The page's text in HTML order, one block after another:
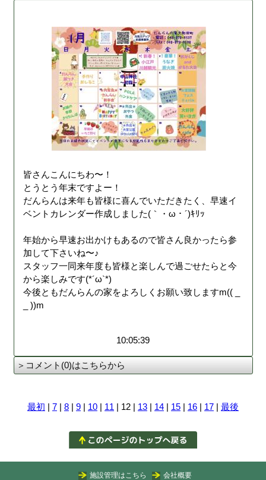
皆さんこんにちわ〜！
とうとう年末ですよー！
だんらんは来年も皆様に喜んでいただきたく、早速イ
ベントカレンダー作成しました(｀・ω・´)ｷﾘｯ
年始から早速お出かけもあるので皆さん良かったら参
加して下さいね〜♪
スタッフ一同来年度も皆様と楽しんで過ごせたらと今
から楽しみです(*´ω`*)
今後ともだんらんの家をよろしくお願い致しますm(( _
_ ))m
10:05:39
＞コメント(0)はこちらから
最初 | 7 | 8 | 9 | 10 | 11 | 12 | 13 | 14 | 15 | 16 | 17 | 最後
施設管理はこちら 会社概要